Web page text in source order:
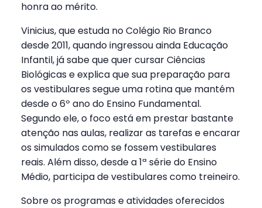
honra ao mérito.
Vinicius, que estuda no Colégio Rio Branco
desde 2011, quando ingressou ainda Educação
Infantil, já sabe que quer cursar Ciências
Biológicas e explica que sua preparação para
os vestibulares segue uma rotina que mantém
desde o 6º ano do Ensino Fundamental.
Segundo ele, o foco está em prestar bastante
atenção nas aulas, realizar as tarefas e encarar
os simulados como se fossem vestibulares
reais. Além disso, desde a 1ª série do Ensino
Médio, participa de vestibulares como treineiro.
Sobre os programas e atividades oferecidos